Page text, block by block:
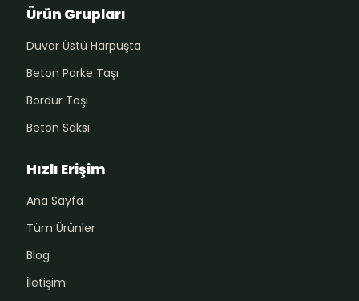
Ürün Grupları
Duvar Üstü Harpuşta
Beton Parke Taşı
Bordür Taşı
Beton Saksı
Hızlı Erişim
Ana Sayfa
Tüm Ürünler
Blog
İletişim